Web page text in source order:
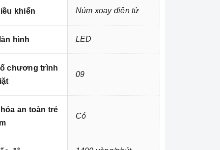
khiển Núm xoay điện tử
hình LED
chương trình
09
an toàn trẻ
Có